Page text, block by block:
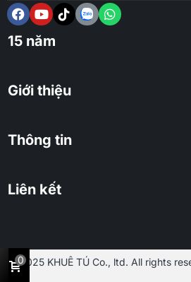
15 năm
Giới thiệu
Thông tin
Liên kết
2025 KHUÊ TÚ Co., ltd. All rights
0